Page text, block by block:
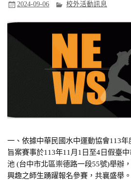
2024-09-06 校外活動訊息
一、依據中華民國水中運動協會113
旨案賽事於113年11月1日至4日假臺
池 (台中市北區崇德路一段55號)舉辦
興趣之師生踴躍報名參賽，共襄盛舉